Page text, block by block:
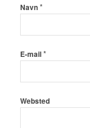
Navn*
E-mail*
Websted